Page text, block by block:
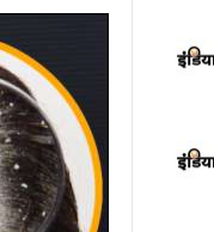
मनोरंजन
1600 करोड़ी कंपनी की
मालकिन ने छुए जावेद अख्तर के
पैर, वायरल…